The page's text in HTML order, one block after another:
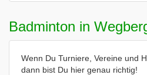
Badminton in
Wenn Du Turniere, Vereine und
dann bist Du hier genau richtig!